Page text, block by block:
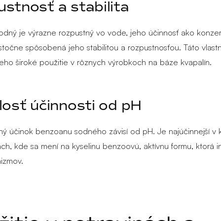
a stabilita
je výrazne rozpustný vo vode, jeho účinnosť ako
spôsobená jeho stabilitou a rozpustnosťou. Táto
široké použitie v rôznych výrobkoch na báze kvapalín.
účinnosti od pH
účinok benzoanu sodného závisí od pH. Je najúčinnejší v
kde sa mení na kyselinu benzoovú, aktívnu formu, ktorá